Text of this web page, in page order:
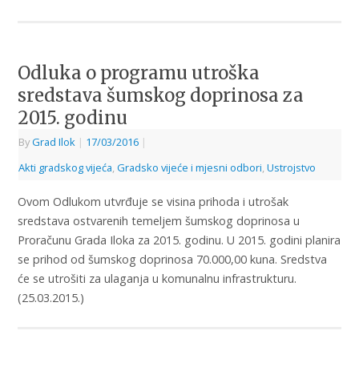
Odluka o programu utroška
sredstava šumskog doprinosa za
2015. godinu
ByGrad Ilok | 17/03/2016 |
Akti gradskog vijeća, Gradsko vijeće i mjesni odbori, Ustrojstvo
Ovom Odlukom utvrđuje se visina prihoda i utrošak
sredstava ostvarenih temeljem šumskog doprinosa u
Proračunu Grada Iloka za 2015. godinu. U 2015. godini planira
se prihod od šumskog doprinosa 70.000,00 kuna. Sredstva
će se utrošiti za ulaganja u komunalnu infrastrukturu.
(25.03.2015.)